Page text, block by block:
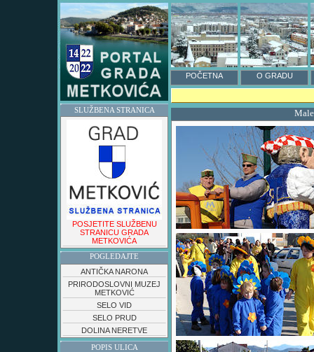
POČETNA O GRADU
SLUŽBENA STRANICA
POSJETITE SLUŽBENU
STRANICU GRADA
METKOVIĆA
POGLEDAJTE
ANTIČKA NARONA
PRIRODOSLOVNI MUZEJ
METKOVIĆ
SELO VID
SELO PRUD
DOLINA NERETVE
POPIS ULICA